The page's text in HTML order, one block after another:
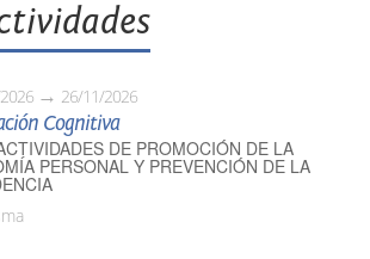
26/11/2026
Cognitiva
DE PROMOCIÓN DE LA
PERSONAL Y PREVENCIÓN DE LA